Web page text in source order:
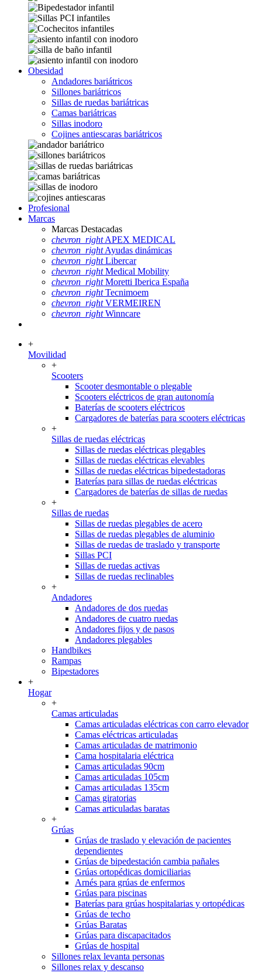
Obesidad
Andadores bariátricos
Sillones bariátricos
Sillas de ruedas bariátricas
Camas bariátricas
Sillas inodoro
Cojines antiescaras bariátricos
Profesional
Marcas
Marcas Destacadas
chevron_rightAPEX MEDICAL
chevron_rightAyudas dinámicas
chevron_rightLibercar
chevron_rightMedical Mobility
chevron_rightMoretti Iberica España
chevron_rightTecnimoem
chevron_rightVERMEIREN
chevron_rightWinncare
+
Movilidad
+
Scooters
Scooter desmontable o plegable
Scooters eléctricos de gran autonomía
Baterías de scooters eléctricos
Cargadores de baterías para scooters eléctricas
+
Sillas de ruedas eléctricas
Sillas de ruedas eléctricas plegables
Sillas de ruedas eléctricas elevables
Sillas de ruedas eléctricas bipedestadoras
Baterías para sillas de ruedas eléctricas
Cargadores de baterías de sillas de ruedas
+
Sillas de ruedas
Sillas de ruedas plegables de acero
Sillas de ruedas plegables de aluminio
Sillas de ruedas de traslado y transporte
Sillas PCI
Sillas de ruedas activas
Sillas de ruedas reclinables
+
Andadores
Andadores de dos ruedas
Andadores de cuatro ruedas
Andadores fijos y de pasos
Andadores plegables
Handbikes
Rampas
Bipestadores
+
Hogar
+
Camas articuladas
Camas articuladas eléctricas con carro elevador
Camas eléctricas articuladas
Camas articuladas de matrimonio
Cama hospitalaria eléctrica
Camas articuladas 90cm
Camas articuladas 105cm
Camas articuladas 135cm
Camas giratorias
Camas articuladas baratas
+
Grúas
Grúas de traslado y elevación de pacientes
dependientes
Grúas de bipedestación cambia pañales
Grúas ortopédicas domiciliarias
Arnés para grúas de enfermos
Grúas para piscinas
Baterías para grúas hospitalarias y ortopédicas
Grúas de techo
Grúas Baratas
Grúas para discapacitados
Grúas de hospital
Sillones relax levanta personas
Sillones relax y descanso